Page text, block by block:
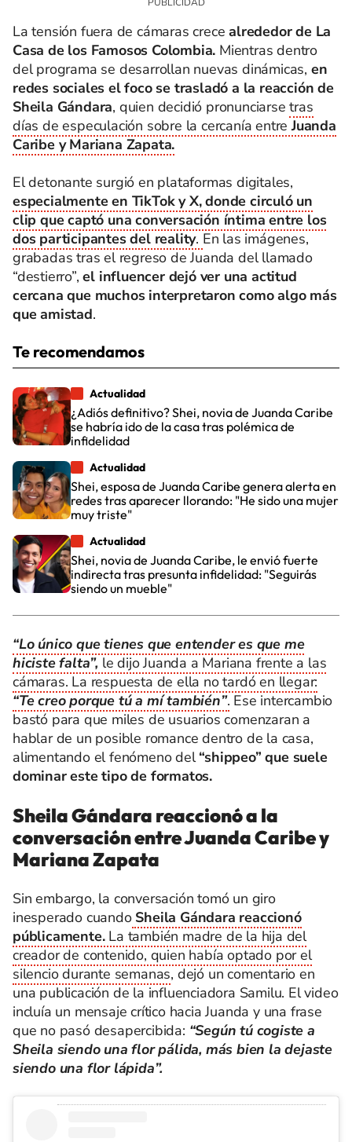
La tensión fuera de cámaras crece alrededor de La
Casa de los Famosos Colombia. Mientras dentro
del programa se desarrollan nuevas dinámicas, en
redes sociales el foco se trasladó a la reacción de
Sheila Gándara, quien decidió pronunciarsetras
días de especulación sobre la cercanía entre Juanda
Caribe y Mariana Zapata.
El detonante surgió en plataformas digitales,
especialmente en TikTok y X, donde circuló un
clip que captó una conversación íntima entre los
dos participantes del reality. En las imágenes,
grabadas tras el regreso de Juanda del llamado
“destierro”,el influencer dejó ver una actitud
cercana que muchos interpretaron como algo más
que amistad.
Te recomendamos
Actualidad
¿Adiós definitivo? Shei, novia de Juanda Caribe
se habría ido de la casa tras polémica de
infidelidad
Actualidad
Shei, esposa de Juanda Caribe genera alerta en
redes tras aparecer llorando: "He sido una mujer
muy triste"
Actualidad
Shei, novia de Juanda Caribe, le envió fuerte
indirecta tras presunta infidelidad: "Seguirás
siendo un mueble"
“Lo único que tienes que entender es que me
hiciste falta”, le dijo Juanda a Mariana frente a las
cámaras. La respuesta de ella no tardó en llegar:
“Te creo porque tú a mí también”. Ese intercambio
bastó para que miles de usuarios comenzaran a
hablar de un posible romance dentro de la casa,
alimentando el fenómeno del“shippeo” que suele
dominar este tipo de formatos.
Sheila Gándara reaccionó a la
conversación entre Juanda Caribe y
Mariana Zapata
Sin embargo, la conversación tomó un giro
inesperado cuandoSheila Gándara reaccionó
públicamente.La también madre de la hija del
creador de contenido, quien había optado por el
silencio durante semanas, dejó un comentario en
una publicación de la influenciadora Samilu. El video
incluía un mensaje crítico hacia Juanda y una frase
que no pasó desapercibida: “Según tú cogiste a
Sheila siendo una flor pálida, más bien la dejaste
siendo una flor lápida”.